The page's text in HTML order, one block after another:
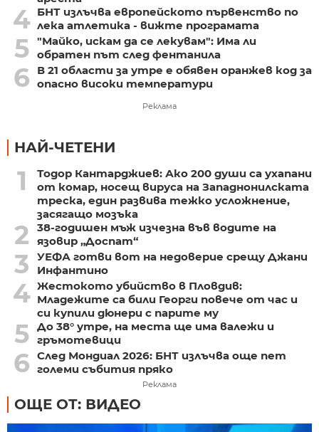
4 БНТ излъчва европейското първенство по
лека атлетика - вижте програмата
5 "Майко, искам да се лекувам": Има ли
обратен път след фентанила
6
В 21 области за утре е обявен оранжев код за
опасно високи температури
Реклама
НАЙ-ЧЕТЕНИ
1
Тодор Кантарджиев: Ако 200 души са ухапани
от комар, носещ вируса на Западнонилската
треска, един развива тежко усложнение,
засягащо мозъка
2
38-годишен мъж изчезна във водите на
язовир „Доспат“
3
УЕФА готви вот на недоверие срещу Джани
Инфантино
4 Жестокото убийство в Пловдив:
Младежите са били Георги повече от час и
си купили дюнери с парите му
5 До 38° утре, на места ще има валежи и
гръмотевици
6 След Мондиал 2026: БНТ излъчва още пет
големи събития пряко
Реклама
ОЩЕ ОТ: ВИДЕО